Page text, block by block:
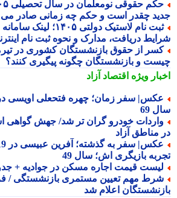
چقدر است و حکم چه زمانی صادر می
ثبت نام لاستیک دولتی ۱۴۰۵؛
دریافت، مدارک و نحوه ثبت نام اینترنتی
و بازنشستگان چگونه پیگیری کنند؟
ویژهاقتصاد آزاد
69
خودرو گران تر شد/ جهش گواهی
مناطق آزاد
بازیگری اش؛ سال 49
قیمت اجاره مسکن در جوادیه + جدول
مهم تعیین مستمری بازنشستگی /
اعلام شد